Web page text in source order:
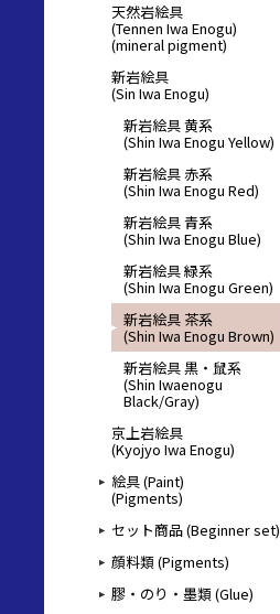
天然岩絵具
(Tennen Iwa Enogu)
(mineral pigment)
新岩絵具
(Sin Iwa Enogu)
新岩絵具 黄系
(Shin Iwa Enogu Yellow)
新岩絵具 赤系
(Shin Iwa Enogu Red)
新岩絵具 青系
(Shin Iwa Enogu Blue)
新岩絵具 緑系
(Shin Iwa Enogu Green)
新岩絵具 茶系
(Shin Iwa Enogu Brown)
新岩絵具 黒・鼠系
(Shin Iwaenogu
Black/Gray)
京上岩絵具
(Kyojyo Iwa Enogu)
絵具 (Paint)
(Pigments)
セット商品 (Beginner set)
顔料類 (Pigments)
膠・のり・墨類 (Glue)